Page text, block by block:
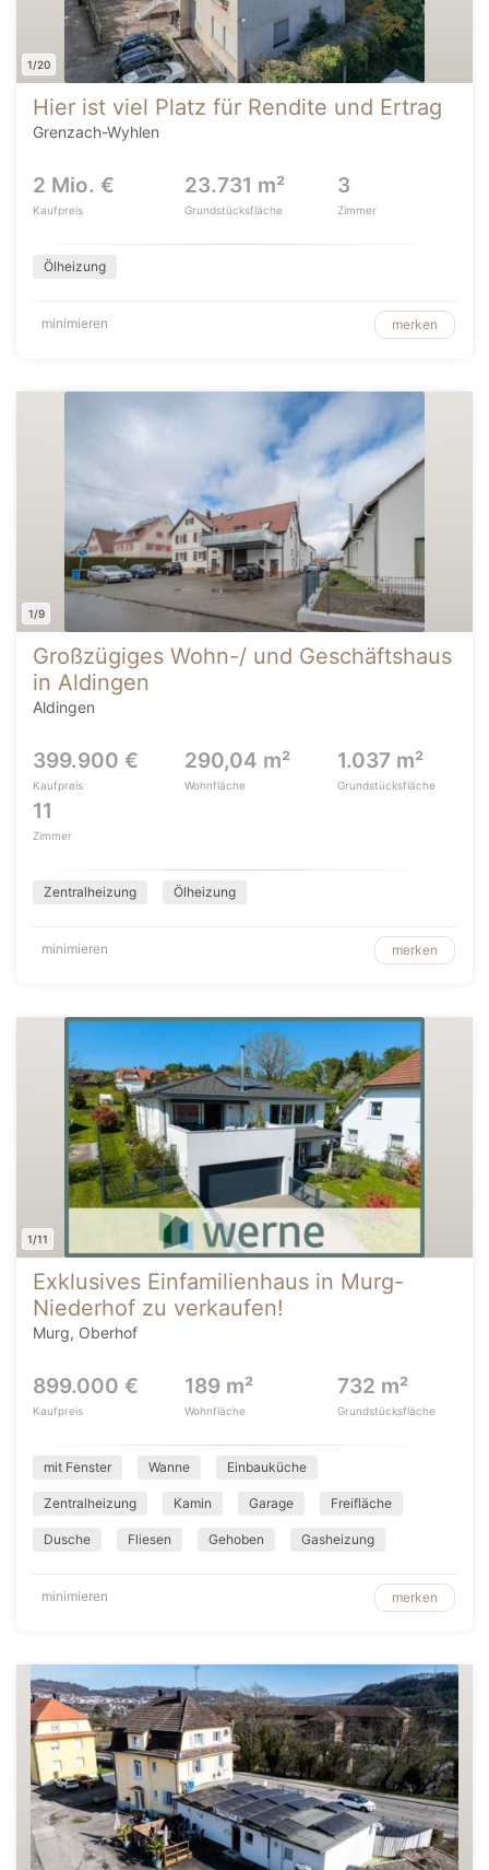
1/20
Hier ist viel Platz für Rendite und Ertrag
Grenzach-Wyhlen
2 Mio. €
Kaufpreis
23.731 m²
Grundstücksfläche
3
Zimmer
Ölheizung
minimieren merken
1/9
Großzügiges Wohn-/ und Geschäftshaus
in Aldingen
Aldingen
399.900 €
Kaufpreis
290,04 m²
Wohnfläche
1.037 m²
Grundstücksfläche
11
Zimmer
Zentralheizung Ölheizung
minimieren merken
1/11
Exklusives Einfamilienhaus in Murg-
Niederhof zu verkaufen!
Murg, Oberhof
899.000 €
Kaufpreis
189 m²
Wohnfläche
732 m²
Grundstücksfläche
mit Fenster Wanne Einbauküche
Zentralheizung Kamin Garage Freifläche
Dusche Fliesen Gehoben Gasheizung
minimieren merken